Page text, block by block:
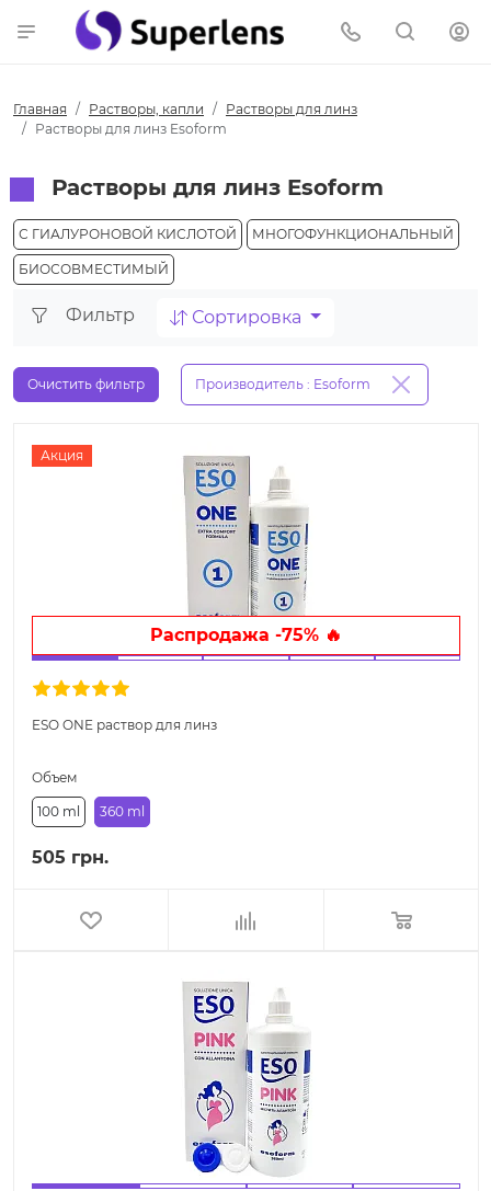
Главная Растворы, капли
Растворы для линз
Растворы для линз Esoform
Растворы для линз Esoform
С ГИАЛУРОНОВОЙ КИСЛОТОЙ МНОГОФУНКЦИОНАЛЬНЫЙ
БИОСОВМЕСТИМЫЙ
Фильтр Сортировка
Очистить фильтр Производитель : Esoform
Акция
Pаспродажа -75% 🔥
ESO ONE раствор для линз
Объем
100 ml 360 ml
505 грн.